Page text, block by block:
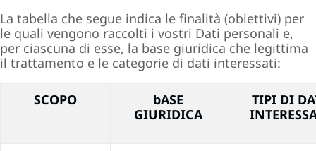
La tabella che segue indica le finalità (obiettivi) per
le quali vengono raccolti i vostri Dati personali e,
per ciascuna di esse, la base giuridica che legittima
il trattamento e le categorie di dati interessati:
SCOPO
bASE
GIURIDICA
TIPI DI